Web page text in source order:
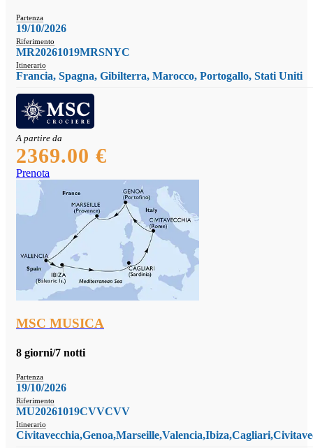
Partenza
19/10/2026
Riferimento
MR20261019MRSNYC
Itinerario
Francia, Spagna, Gibilterra, Marocco, Portogallo, Stati Uniti
A partire da
2369.00 €
Prenota
MSC MUSICA
8 giorni/7 notti
Partenza
19/10/2026
Riferimento
MU20261019CVVCVV
Itinerario